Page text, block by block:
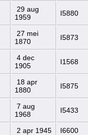
29 aug
1959
I5880
27 mei
1870
I5873
4 dec
1905
I1568
18 apr
1880
I5875
7 aug
1968
I5433
2 apr 1945 I6600